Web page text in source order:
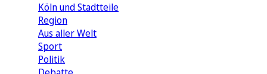
Köln und Stadtteile
Region
Aus aller Welt
Sport
Politik